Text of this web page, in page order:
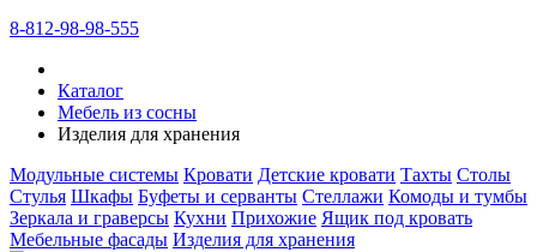
8-812-98-98-555
Каталог
Мебель из сосны
Изделия для хранения
Модульные системы Кровати Детские кровати Тахты Столы
Стулья Шкафы Буфеты и серванты Стеллажи Комоды и тумбы
Зеркала и граверсы Кухни Прихожие Ящик под кровать
Мебельные фасады Изделия для хранения